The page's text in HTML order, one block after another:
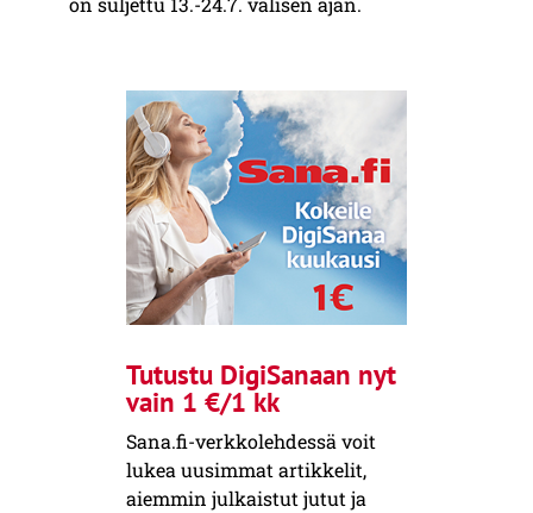
Tutustu DigiSanaan nyt
vain 1 €/1 kk
Sana.fi-verkkolehdessä voit
lukea uusimmat artikkelit,
aiemmin julkaistut jutut ja